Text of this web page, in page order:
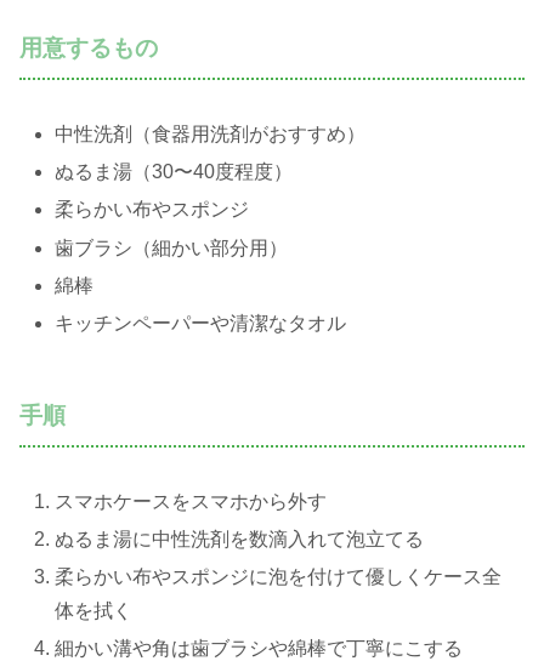
用意するもの
中性洗剤（食器用洗剤がおすすめ）
ぬるま湯（30〜40度程度）
柔らかい布やスポンジ
歯ブラシ（細かい部分用）
綿棒
キッチンペーパーや清潔なタオル
手順
スマホケースをスマホから外す
ぬるま湯に中性洗剤を数滴入れて泡立てる
柔らかい布やスポンジに泡を付けて優しくケース全
体を拭く
細かい溝や角は歯ブラシや綿棒で丁寧にこする